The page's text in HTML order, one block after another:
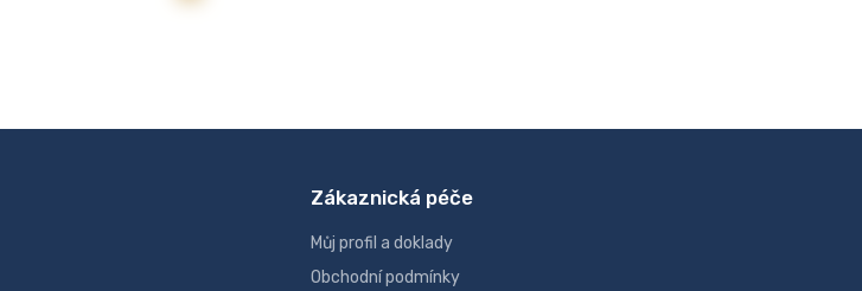
Zákaznická péče
Můj profil a doklady
Obchodní podmínky